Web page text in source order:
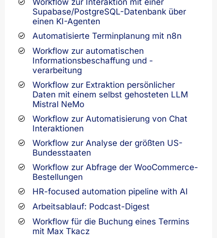
Supabase/PostgreSQL-Datenbank über
einen KI-Agenten
Automatisierte Terminplanung mit n8n
Workflow zur automatischen
Informationsbeschaffung und -
verarbeitung
Workflow zur Extraktion persönlicher
Daten mit einem selbst gehosteten LLM
Mistral NeMo
Workflow zur Automatisierung von Chat
Interaktionen
Workflow zur Analyse der größten US-
Bundesstaaten
Workflow zur Abfrage der WooCommerce-
Bestellungen
HR-focused automation pipeline with AI
Arbeitsablauf: Podcast-Digest
Workflow für die Buchung eines Termins
mit Max Tkacz